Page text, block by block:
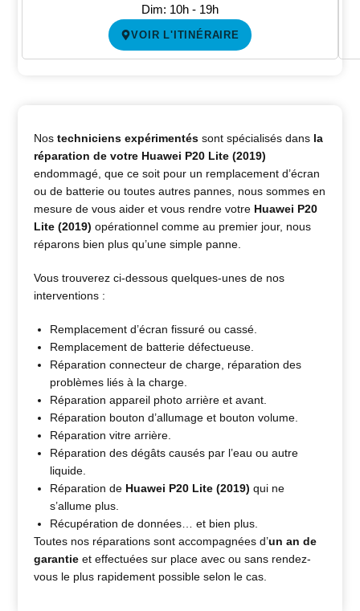
Dim: 10h - 19h
VOIR L'ITINÉRAIRE
Nostechniciens expérimentés sont spécialisés dans la
réparation de votre Huawei P20 Lite (2019)
endommagé, que ce soit pour un remplacement d’écran
ou de batterie ou toutes autres pannes, nous sommes en
mesure de vous aider et vous rendre votre Huawei P20
Lite (2019) opérationnel comme au premier jour, nous
réparons bien plus qu’une simple panne.
Vous trouverez ci-dessous quelques-unes de nos
interventions :
Remplacement d’écran fissuré ou cassé.
Remplacement de batterie défectueuse.
Réparation connecteur de charge, réparation des
problèmes liés à la charge.
Réparation appareil photo arrière et avant.
Réparation bouton d’allumage et bouton volume.
Réparation vitre arrière.
Réparation des dégâts causés par l’eau ou autre
liquide.
Réparation de Huawei P20 Lite (2019)qui ne
s’allume plus.
Récupération de données… et bien plus.
Toutes nos réparations sont accompagnées d’un an de
garantie et effectuées sur place avec ou sans rendez-
vous le plus rapidement possible selon le cas.